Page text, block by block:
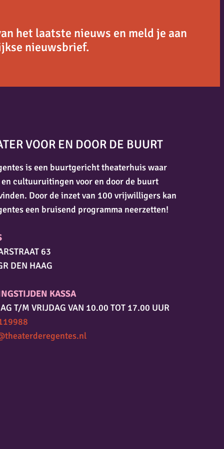
het laatste nieuws en meld je aan
nieuwsbrief.
VOOR EN DOOR DE BUURT
is een buurtgericht theaterhuis waar
cultuuruitingen voor en door de buurt
Door de inzet van 100 vrijwilligers kan
een bruisend programma neerzetten!
63
DEN HAAG
KASSA
T/M VRIJDAG VAN 10.00 TOT 17.00 UUR